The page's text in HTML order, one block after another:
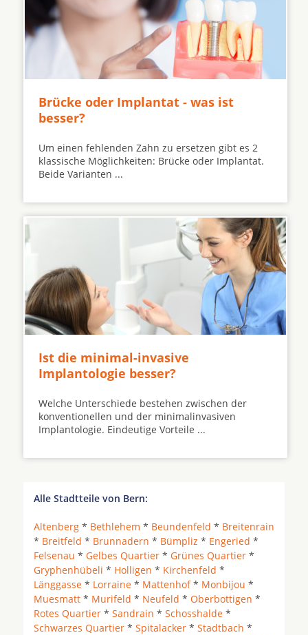
Brücke oder Implantat - was ist
besser?
Um einen fehlenden Zahn zu ersetzen gibt es 2
klassische Möglichkeiten: Brücke oder Implantat.
Beide Varianten ...
Ist die minimal-invasive
Implantologie besser?
Welche Unterschiede bestehen zwischen der
konventionellen und der minimalinvasiven
Implantologie. Eindeutige Vorteile ...
Alle Stadtteile von Bern:
Altenberg * Bethlehem * Beundenfeld * Breitenrain
* Breitfeld * Brunnadern * Bümpliz * Engeried *
Felsenau * Gelbes Quartier * Grünes Quartier *
Gryphenhübeli * Holligen * Kirchenfeld *
Länggasse * Lorraine * Mattenhof* Monbijou *
Muesmatt * Murifeld * Neufeld * Oberbottigen *
Rotes Quartier * Sandrain * Schosshalde *
Schwarzes Quartier * Spitalacker * Stadtbach *